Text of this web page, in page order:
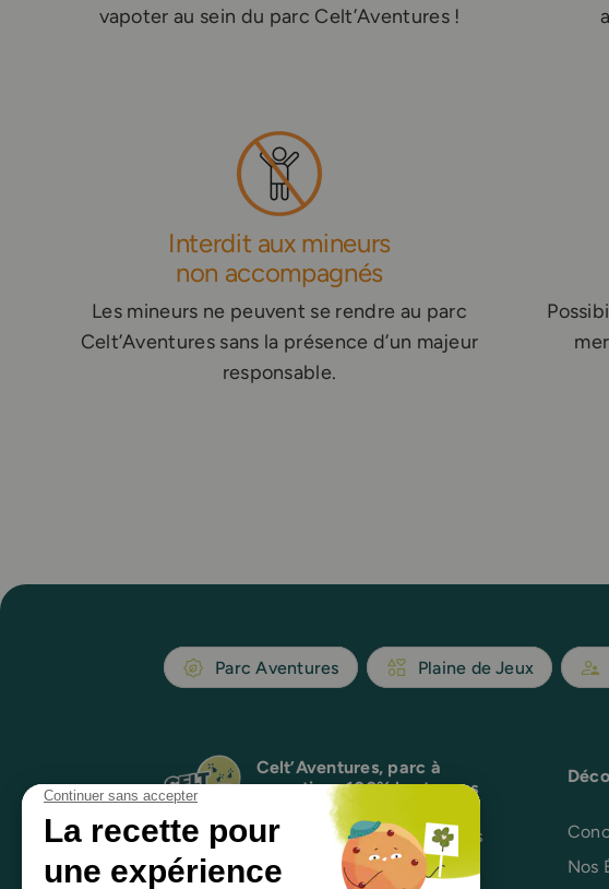
vapoter au sein du parc Celt’Aventures !
Interdit aux mineurs
non accompagnés
Les mineurs ne peuvent se rendre au parc
Celt’Aventures sans la présence d’un majeur
responsable.
Parc Aventures Plaine de Jeux
Celt’Aventures, parc à
sensations 100% bretonnes
Au coeur d’une forêt classée, nous vous
proposons des activités pour toute la
Nos